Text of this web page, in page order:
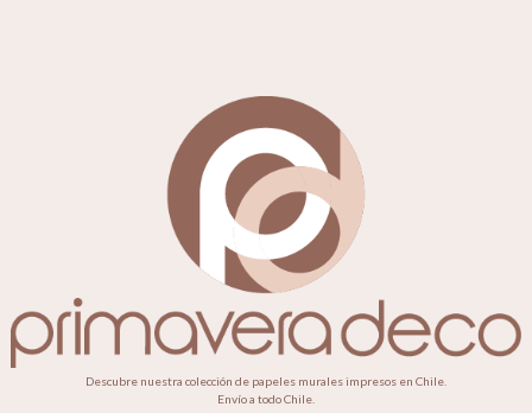
Descubre nuestra colección de papeles murales impresos en Chile.
Envío a todo Chile.